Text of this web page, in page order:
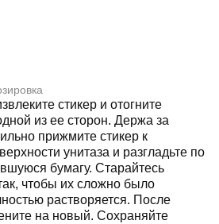
стикер и отогните
из ее сторон. Держа за
прижмите стикер к
унитаза и разгладьте по
бумагу. Старайтесь
чтобы их сложно было
растворяется. После
на новый. Сохраняйте